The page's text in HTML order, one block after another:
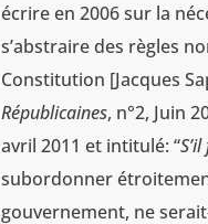
écrire en 2006 sur la
s’abstraire des règles
Constitution [Jacques
Républicaines, n°2, Juin
avril 2011 et intitulé: “
subordonner
gouvernement, ne